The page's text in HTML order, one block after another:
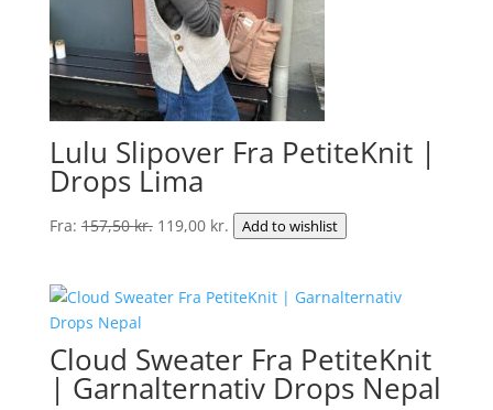
Lulu Slipover Fra PetiteKnit |
Drops Lima
Fra:157,50kr. Den
var:
119,00 kr.Den
er:
Add to wishlist
Cloud Sweater Fra PetiteKnit
| Garnalternativ Drops Nepal